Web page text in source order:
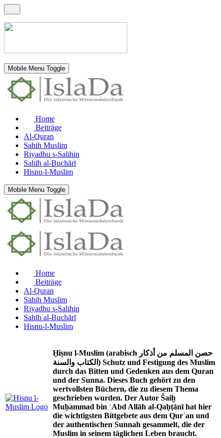
Mobile Menu Toggle
Home
Beiträge
Al-Quran
Sahih Muslim
Riyadhu s-Salihin
Sahīh al-Buchārī
Hisnu-l-Muslim
Mobile Menu Toggle
Home
Beiträge
Al-Quran
Sahih Muslim
Riyadhu s-Salihin
Sahīh al-Buchārī
Hisnu-l-Muslim
Ḥiṣnu l-Muslim (arabisch حصن المسلم من أذكار
الكتاب والسنة) Schutz und Festigung des Muslim
durch das Bitten und Gedenken aus dem Quran
und der Sunna. Dieses Buch gehört zu den
wertvollsten Büchern, die zu diesem Thema
geschrieben wurden. Der Autor Šaiḫ
Muḥammad bin ʿAbd Allāh al-Qaḥṭānī hat hier
die wichtigsten Bittgebete aus dem Qurʾan und
der authentischen Sunnah gesammelt, die der
Muslim in seinem täglichen Leben braucht.